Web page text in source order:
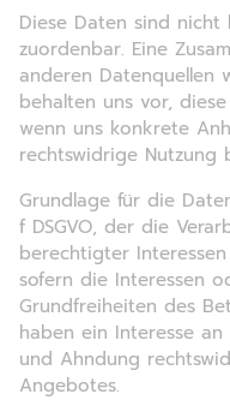
Diese Daten sind nicht
zuordenbar. Eine
anderen Datenquellen
behalten uns vor,
wenn uns konkrete
rechtswidrige Nutzung
Grundlage für die
f DSGVO, der die
berechtigter
sofern die Interessen
Grundfreiheiten des
haben ein Interesse
und Ahndung
Angebotes.